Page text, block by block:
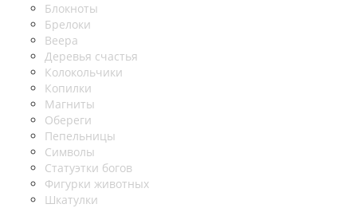
Блокноты
Брелоки
Веера
Деревья счастья
Колокольчики
Копилки
Магниты
Обереги
Пепельницы
Символы
Статуэтки богов
Фигурки животных
Шкатулки